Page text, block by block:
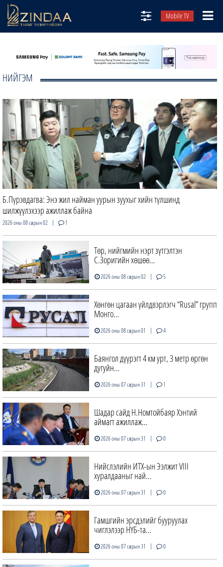
Mobile TV
ТВ8
ӨГЛӨӨНИЙ СОНИН
АУДИО ЗОХИОЛ
ЗИНДАА СЭТГҮҮЛ
НИЙГЭМ
Б.Пүрэвдагва: Энэ жил найман уурын зуухыг хийн түлшинд
шилжүүлэхээр ажиллаж байна
2026 оны 08 сарын 02 | 1
Төр, нийгмийн нэрт зүтгэлтэн
С.Зоригийн хөшөө…
2026 оны 08 сарын 02 | 5
Хөнгөн цагаан үйлдвэрлэгч “Rusal” групп
Монго…
2026 оны 08 сарын 01 | 4
Баянгол дүүрэгт 4 км урт, 3 метр өргөн
дугуйн…
2026 оны 07 сарын 31 | 1
Шадар сайд Н.Номтойбаяр Хэнтий
аймагт ажиллаж…
2026 оны 07 сарын 31 | 0
Нийслэлийн ИТХ-ын Ээлжит VIII
хуралдааныг най…
2026 оны 07 сарын 31 | 0
Гамшгийн эрсдэлийг бууруулах
чиглэлээр НҮБ-та…
2026 оны 07 сарын 31 | 0